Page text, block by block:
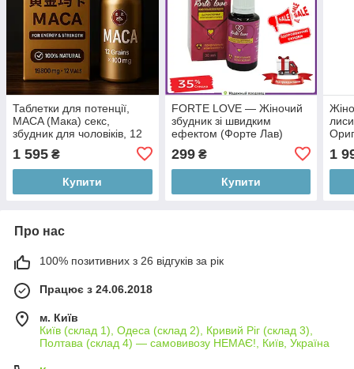
Таблетки для потенції,
MACA (Мака) секс,
збудник для чоловіків, 12
таб. нат. склад, оригінал!
Розпродаж!
1 595 ₴
Купити
FORTE LOVE — Жіночий
збудник зі швидким
ефектом (Форте Лав)
299₴
Купити
для
1
Про нас
100% позитивних з 26 відгуків за рік
Працює з 24.06.2018
м. Київ
Київ (склад 1), Одеса (склад 2), Кривий Ріг (склад 3),
Полтава (склад 4) — самовивозу НЕМАЄ!, Київ, Україна